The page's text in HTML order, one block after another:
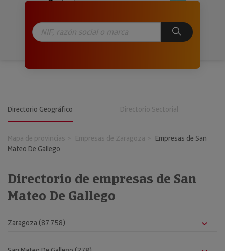
Directorio Geográfico Directorio Sectorial
Mapa de provincias Empresas de Zaragoza
Empresas de San
Mateo De Gallego
Directorio de empresas de San
Mateo De Gallego